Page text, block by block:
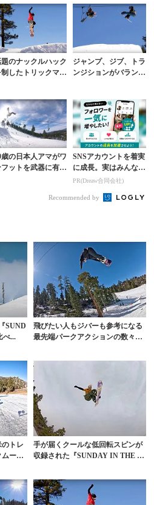
のナックルハック
制したトリックマス
ジャンプ、ジブ、トラ
ンジションがバランス
歳の日本人アマがワ
フットを武器に有名
SNSアカウントを着実
に成長。実はみんなコ
コ使ってます。
PR(Dreaw合同会社)
Recommended by
SUND
べ...
飛びたい人もジバーも参考になる
最先端パークアクションの数々。
トレ
ービ
手が届くクールな低回転スピンが
収録された『SUNDAY IN THE PA